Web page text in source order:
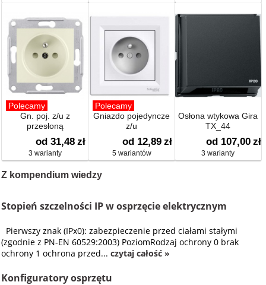
Polecamy
Gn. poj. z/u z
przesłoną
od 31,48 zł
3 warianty
Polecamy
Gniazdo pojedyncze
z/u
od 12,89 zł
5 wariantów
Osłona wtykowa Gira
TX_44
od 107,00 zł
3 warianty
Z kompendium wiedzy
Stopień szczelności IP w osprzęcie elektrycznym
Pierwszy znak (IPx0): zabezpieczenie przed ciałami stałymi
(zgodnie z PN-EN 60529:2003) PoziomRodzaj ochrony 0 brak
ochrony 1 ochrona przed...czytaj całość »
Konfiguratory osprzętu